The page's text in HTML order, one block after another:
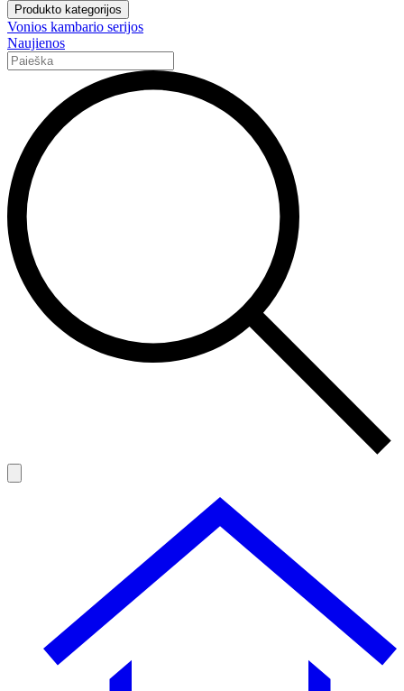
Produkto kategorijos
Vonios kambario serijos
Naujienos